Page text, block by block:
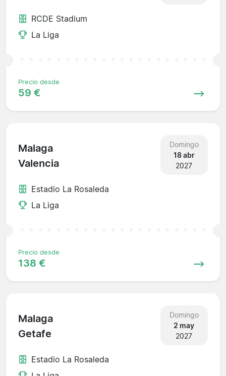
RCDE Stadium
La Liga
Precio desde
59 €
Malaga
Valencia
Domingo
18 abr
2027
Estadio La Rosaleda
La Liga
Precio desde
138 €
Malaga
Getafe
Domingo
2 may
2027
Estadio La Rosaleda